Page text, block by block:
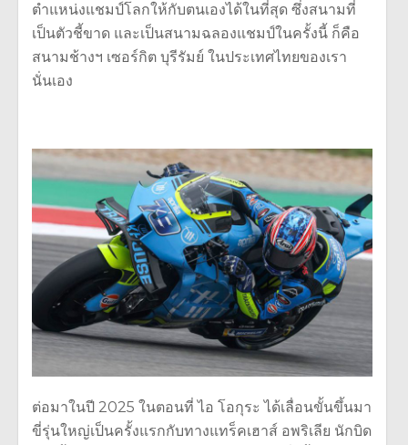
ตำแหน่งแชมป์โลกให้กับตนเองได้ในที่สุด ซึ่งสนามที่
เป็นตัวชี้ขาด และเป็นสนามฉลองแชมป์ในครั้งนี้ ก็คือ
สนามช้างฯ เซอร์กิต บุรีรัมย์ ในประเทศไทยของเรา
นั่นเอง
ต่อมาในปี 2025 ในตอนที่ ไอ โอกุระ ได้เลื่อนขั้นขึ้นมา
ขี่รุ่นใหญ่เป็นครั้งแรกกับทางแทร็คเฮาส์ อพริเลีย นักบิด